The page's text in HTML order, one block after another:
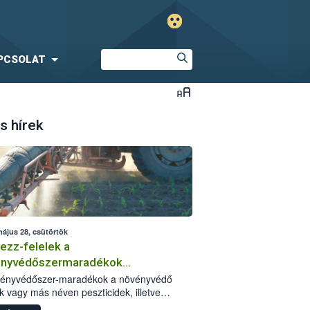
hírek
28, csütörtök
felelek a
kockázatáról
maradékok a növényvédő
vagy más néven peszticidek, illetve
kis mennyiségei, melyek a